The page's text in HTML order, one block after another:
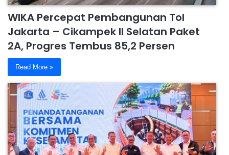
WIKA Percepat Pembangunan Tol
Jakarta – Cikampek II Selatan Paket
2A, Progres Tembus 85,2 Persen
Read More »